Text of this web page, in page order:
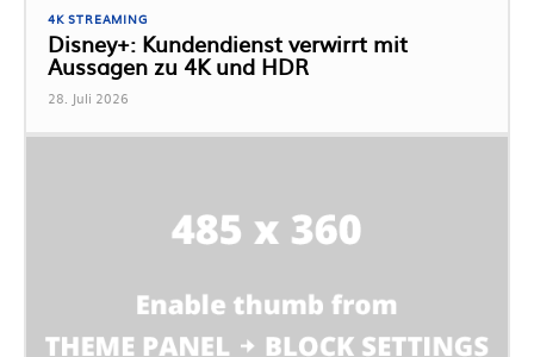
4K STREAMING
Disney+: Kundendienst verwirrt mit
Aussagen zu 4K und HDR
28. Juli 2026